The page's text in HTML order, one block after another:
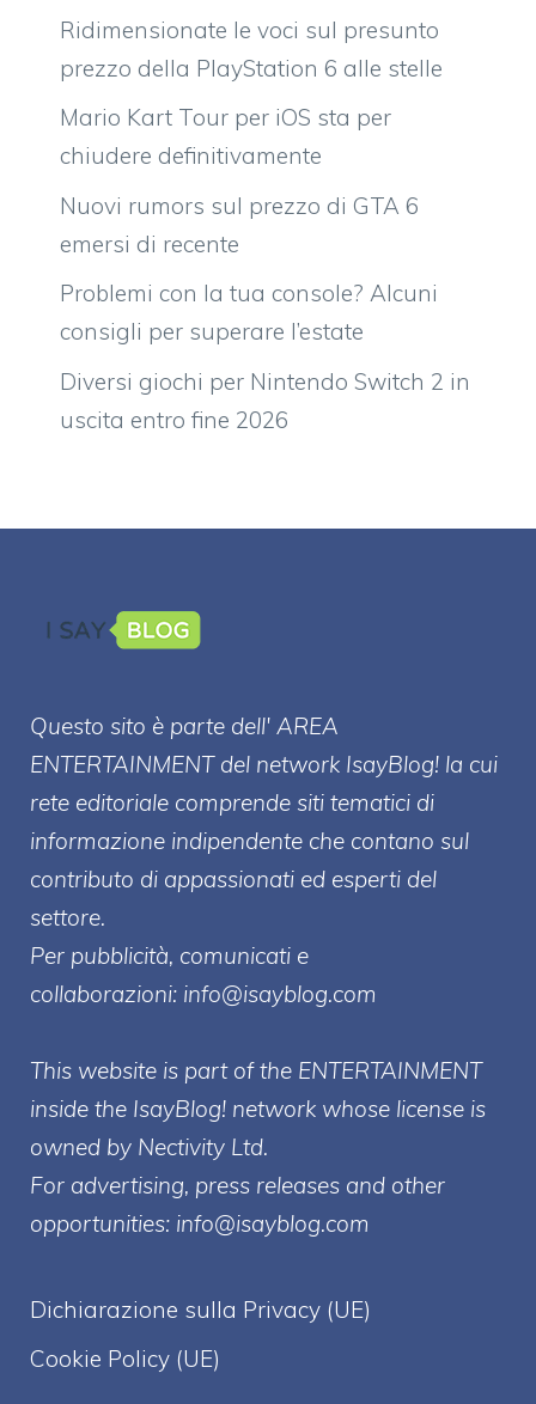
Ridimensionate le voci sul presunto
prezzo della PlayStation 6 alle stelle
Mario Kart Tour per iOS sta per
chiudere definitivamente
Nuovi rumors sul prezzo di GTA 6
emersi di recente
Problemi con la tua console? Alcuni
consigli per superare l’estate
Diversi giochi per Nintendo Switch 2 in
uscita entro fine 2026
Questo sito è parte dell' AREA
ENTERTAINMENT del network IsayBlog! la cui
rete editoriale comprende siti tematici di
informazione indipendente che contano sul
contributo di appassionati ed esperti del
settore.
Per pubblicità, comunicati e
collaborazioni: info@isayblog.com
This website is part of the ENTERTAINMENT
inside the IsayBlog! network whose license is
owned by Nectivity Ltd.
For advertising, press releases and other
opportunities: info@isayblog.com
Dichiarazione sulla Privacy (UE)
Cookie Policy (UE)